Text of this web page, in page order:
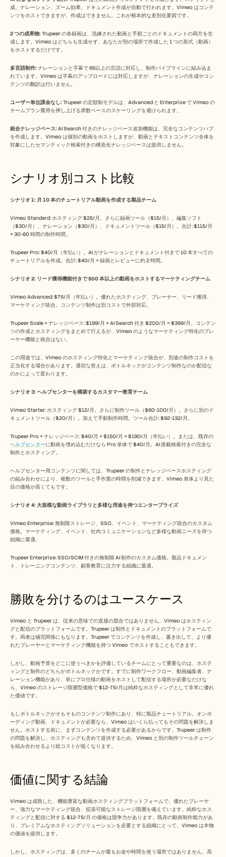
成、ナレーション、ズーム効果、ドキュメント作成が自動で行われます。Vimeo はコンテ
ンツをホストできますが、作成はできません。これが根本的な差別化要因です。
2 つの成果物: Trupeer の各録画は、洗練された動画と手順ごとのドキュメントの両方を生
成します。Vimeo はどちらも生成せず、あなたが別の場所で作成した 1 つの形式（動画）
をホストするだけです。
多言語制作: ナレーションと字幕で 65以上の言語に対応し、制作パイプラインに組み込ま
れています。Vimeo は字幕のアップロードには対応しますが、ナレーションの生成やコン
テンツの翻訳は行いません。
ユーザー単位課金なし: Trupeer の定額制モデルは、Advanced と Enterprise で Vimeo の
チームプラン費用を押し上げる席数ベースのスケーリングを避けられます。
統合ナレッジベース: AI Search 付きのナレッジベース追加機能は、完全なコンテンツハブ
を作成します。Vimeo は個別の動画をホストしますが、動画とテキストコンテンツ全体を
対象にしたセマンティック検索付きの構造化ナレッジベースは提供しません。
シナリオ別コスト比較
シナリオ 1: 月 10 本のチュートリアル動画を作成する製品チーム
Vimeo Standard: ホスティング $25/月。さらに録画ツール（$15/月）、編集ソフト
（$30/月）、ナレーション（$30/月）、ドキュメントツール（$15/月）。合計: $115/月
+ 30-60 時間の制作時間。
Trupeer Pro: $40/月（年払い）。AI がナレーションとドキュメント付きで 10 本すべての
チュートリアルを作成。合計: $40/月 + 録画とレビューに約 2 時間。
シナリオ 2: リード獲得機能付きで 500 本以上の動画をホストするマーケティングチーム
Vimeo Advanced: $75/月（年払い）。優れたホスティング、プレーヤー、リード獲得、
マーケティング統合。コンテンツ制作は別コストで外部対応。
Trupeer Scale + ナレッジベース: $199/月 + AI Search 付き $200/月 = $399/月。コンテン
ツの作成とホスティングをまとめて行えるが、Vimeo のようなマーケティング特化のプレ
ーヤー機能と統合はない。
この用途では、Vimeo のホスティング特化とマーケティング統合が、別途の制作コストを
正当化する場合があります。適切な答えは、ボトルネックがコンテンツ制作なのか配信な
のかによって変わります。
シナリオ 3: ヘルプセンターを構築するカスタマー教育チーム
Vimeo Starter: ホスティング $12/月。さらに制作ツール（$60-100/月）。さらに別のド
キュメントツール（$20/月）。加えて手動制作時間。ツール合計: $92-132/月。
Trupeer Pro + ナレッジベース: $40/月 + $150/月 = $190/月（年払い）。または、既存の
ヘルプセンターに動画を埋め込むだけなら Pro 単体で $40/月。AI 搭載検索付きの完全な
制作とホスティング。
ヘルプセンター用コンテンツに関しては、Trupeer の制作とナレッジベースホスティング
の組み合わせにより、複数のツールと手作業の時間を削減できます。Vimeo 単体より見た
目の価格が高くてもです。
シナリオ 4: 大規模な動画ライブラリと多様な用途を持つエンタープライズ
Vimeo Enterprise: 無制限ストレージ、SSO、イベント、マーケティング統合のカスタム
価格。マーケティング、イベント、社内コミュニケーションなど多様な動画ニーズを持つ
組織に最適。
Trupeer Enterprise: SSO/SCIM 付きの無制限 AI 制作のカスタム価格。製品ドキュメン
ト、トレーニングコンテンツ、顧客教育に注力する組織に最適。
勝敗を分けるのはユースケース
Vimeo と Trupeer は、従来の意味での直接の競合ではありません。Vimeo はホスティン
グと配信のプラットフォームです。Trupeer は制作とドキュメントのプラットフォームで
す。両者は補完関係にもなります。Trupeer でコンテンツを作成し、書き出して、より優
れたプレーヤーとマーケティング機能を持つ Vimeo でホストすることもできます。
しかし、動画予算をどこに使うべきかを評価しているチームにとって重要なのは、ホステ
ィングと制作のどちらがボトルネックかです。すでに制作ワークフロー、動画編集者、ナ
レーション機能があり、単にプロ仕様の動画をホストして配信する場所が必要なだけな
ら、Vimeo のストレージ階層型価格で $12-75/月は純粋なホスティングとして非常に優れ
た価値です。
もしボトルネックがそもそものコンテンツ制作にあり、特に製品チュートリアル、オンボ
ーディング動画、ドキュメントが必要なら、Vimeo はいくら払ってもその問題を解決しま
せん。ホストする前に、まずコンテンツを作成する必要があるからです。Trupeer は制作
の問題を解決し、ホスティングも含めて提供するため、Vimeo と別の制作ツールチェーン
を組み合わせるより総コストが低くなります。
価値に関する結論
Vimeo は成熟した、機能豊富な動画ホスティングプラットフォームで、優れたプレーヤ
ー、強力なマーケティング統合、拡張可能なストレージ階層を備えています。純粋なホス
ティングと配信に対する $12-75/月 の価格は競争力があります。既存の動画制作能力があ
り、プレミアムなホスティングソリューションを必要とする組織にとって、Vimeo は本物
の価値を提供します。
しかし、ホスティングは、多くのチームが最もお金や時間を使う場所ではありません。高